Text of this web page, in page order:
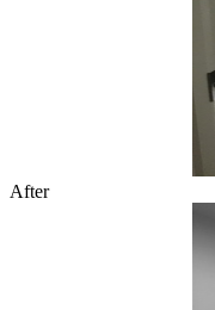
After